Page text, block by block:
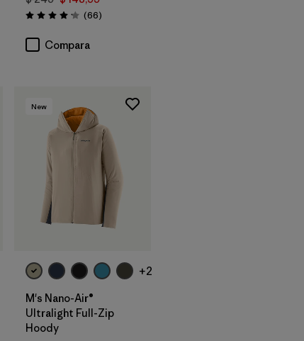
Valoración: 4.2 / 5
(66Comentarios
)
Compara
New
+2
M's Nano-Air®
Ultralight Full-Zip
Hoody